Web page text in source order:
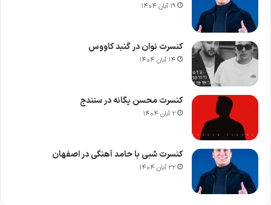
۱۹ آبان ۱۴۰۴
کنسرت نوان در گنبد کاووس
۱۴ آبان ۱۴۰۴
کنسرت محسن یگانه در سنندج
۲ آبان ۱۴۰۴
کنسرت شبی با حامد آهنگی در اصفهان
۲۲ آبان ۱۴۰۴